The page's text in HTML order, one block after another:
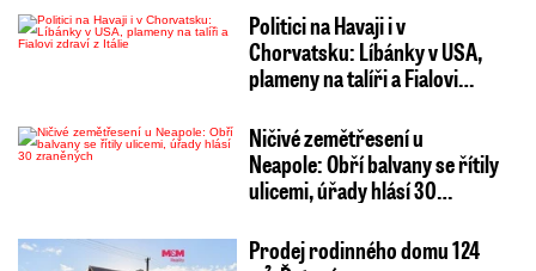
Politici na Havaji i v
Chorvatsku: Líbánky v USA,
plameny na talíři a Fialovi…
Ničivé zemětřesení u
Neapole: Obří balvany se řítily
ulicemi, úřady hlásí 30…
Prodej rodinného domu 124